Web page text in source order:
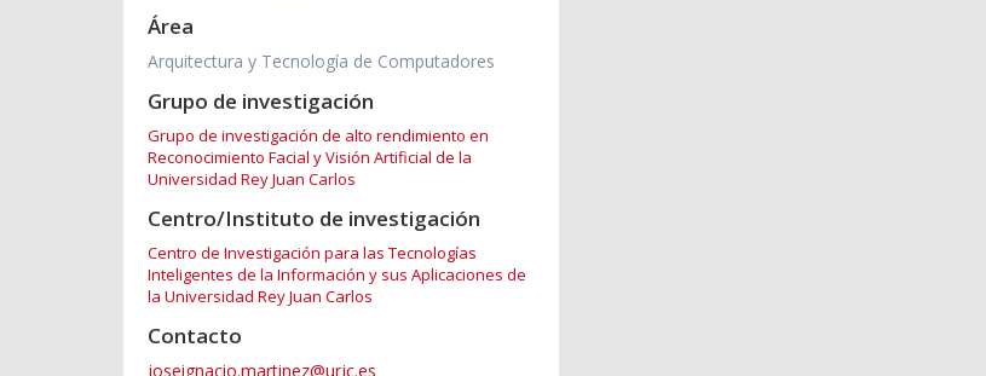
Área
Arquitectura y Tecnología de Computadores
Grupo de investigación
Grupo de investigación de alto rendimiento en
Reconocimiento Facial y Visión Artificial de la
Universidad Rey Juan Carlos
Centro/Instituto de investigación
Centro de Investigación para las Tecnologías
Inteligentes de la Información y sus Aplicaciones de
la Universidad Rey Juan Carlos
Contacto
joseignacio.martinez@urjc.es